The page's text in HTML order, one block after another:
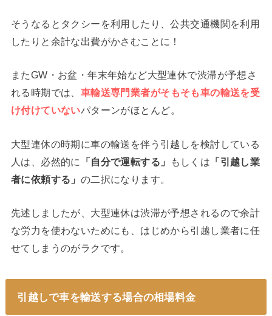
そうなるとタクシーを利用したり、公共交通機関を利用
したりと余計な出費がかさむことに！
またGW・お盆・年末年始など大型連休で渋滞が予想さ
れる時期では、 車輸送専門業者がそもそも車の輸送を受
け付けていないパターンがほとんど。
大型連休の時期に車の輸送を伴う引越しを検討している
人は、必然的に
「自分で運転する」 もしくは 「引越し業
者に依頼する」 の二択になります。
先述しましたが、大型連休は渋滞が予想されるので余計
な労力を使わないためにも、はじめから引越し業者に任
せてしまうのがラクです。
引越しで車を輸送する場合の相場料金